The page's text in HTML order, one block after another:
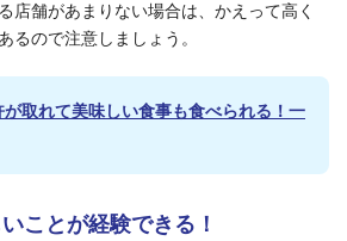
店舗があまりない場合は、かえって高く
るので注意しましょう 。
が取れて美味しい食事も食べられる！一
ことが経験できる！